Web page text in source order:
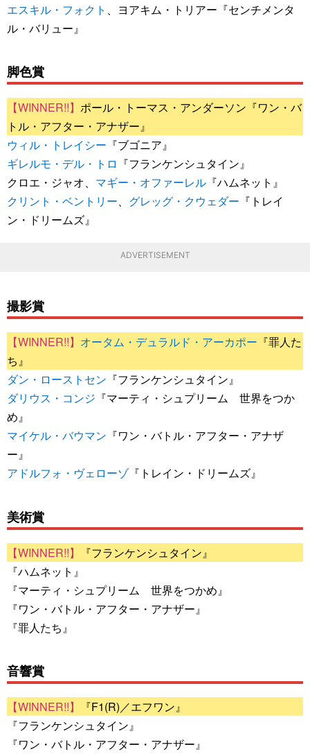
エスキル・フォクト 、ヨアキム・トリアー『センチメンタ
ル・バリュー』
脚色賞
ポール・トーマス・アンダーソン『ワン・バ
トル・アフター・アナザー』
ウィル・トレイシー 『ブゴニア』
ギレルモ・デル・トロ 『フランケンシュタイン』
クロエ・ジャオ、 マギー・オファーレル 『ハムネット』
クリント・ベントリー、 グレッグ・クウェダー 『トレイ
ン・ドリームズ』
ADVERTISEMENT
撮影賞
オータム・デュラルド・アーカポー 『罪人た
ち』
ダン・ローストセン 『フランケンシュタイン』
ダリウス・コンジ 『マーティ・シュプリーム 世界をつか
め』
マイケル・バウマン 『ワン・バトル・アフター・アナザ
ー』
アドルフォ・ヴェローゾ『トレイン・ドリームズ』
美術賞
『フランケンシュタイン』
『ハムネット』
『マーティ・シュプリーム 世界をつかめ』
『ワン・バトル・アフター・アナザー』
『罪人たち』
音響賞
『F1(R)／エフワン』
『フランケンシュタイン』
『ワン・バトル・アフター・アナザー』